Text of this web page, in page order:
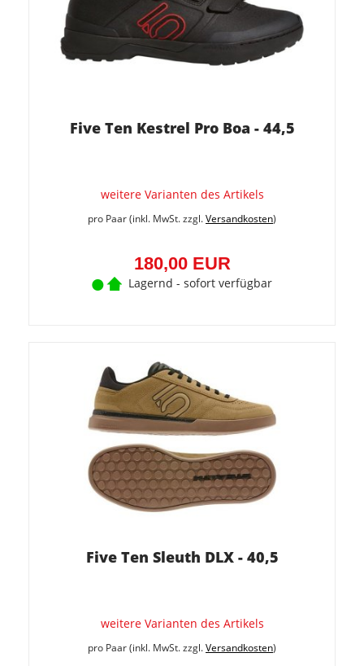
Five Ten Kestrel Pro Boa - 44,5
weitere Varianten des Artikels
pro Paar (inkl. MwSt. zzgl.Versandkosten)
180,00 EUR
Lagernd - sofort verfügbar
Five Ten Sleuth DLX - 40,5
weitere Varianten des Artikels
pro Paar (inkl. MwSt. zzgl.Versandkosten)